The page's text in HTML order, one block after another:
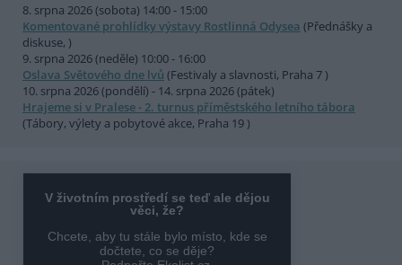
8. srpna 2026 (sobota) 14:00 - 15:00
Komentované prohlídky výstavy Rostlinná Odysea (Přednášky a
diskuse, )
9. srpna 2026 (neděle) 10:00 - 16:00
Oslava Světového dne lvů (Festivaly a slavnosti, Praha 7 )
10. srpna 2026 (pondělí) - 14. srpna 2026 (pátek)
Hrajeme si v Pralese - 2. turnus příměstského letního tábora
(Tábory, výlety a pobytové akce, Praha 19 )